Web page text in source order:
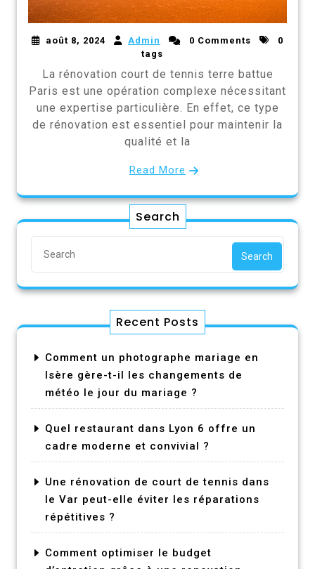
août 8, 2024 Admin 0 Comments
0
tags
La rénovation court de tennis terre battue
Paris est une opération complexe nécessitant
une expertise particulière. En effet, ce type
de rénovation est essentiel pour maintenir la
qualité et la
Read More
Search
Search
Recent Posts
Comment un photographe mariage en
Isère gère-t-il les changements de
météo le jour du mariage ?
Quel restaurant dans Lyon 6 offre un
cadre moderne et convivial ?
Une rénovation de court de tennis dans
le Var peut-elle éviter les réparations
répétitives ?
Comment optimiser le budget